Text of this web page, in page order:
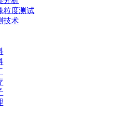
粒度测试
技术